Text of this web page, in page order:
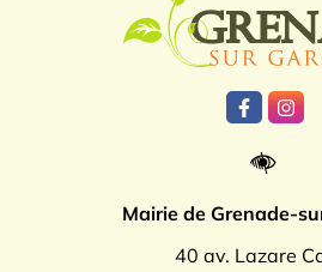
Lien
Mairie de Grenade-
40 av. Lazare